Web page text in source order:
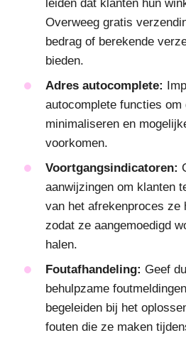
leiden dat klanten hun
Overweeg gratis
bedrag of berekende
bieden.
Adres autocomplete:
autocomplete functies
minimaliseren en
voorkomen.
Voortgangsindicatoren:
aanwijzingen om klanten
van het afrekenproces ze
zodat ze aangemoedigd
halen.
Foutafhandeling: Geef
behulpzame
begeleiden bij het
fouten die ze maken